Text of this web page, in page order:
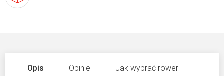
Opis Opinie Jak wybrać rower